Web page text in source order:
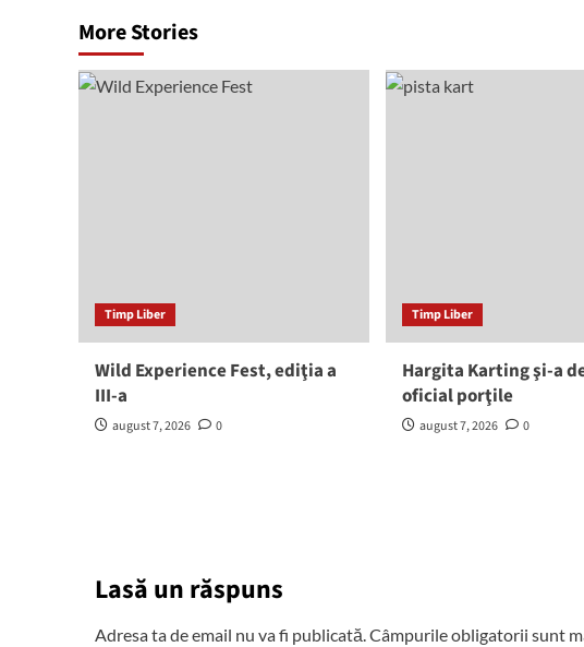
More Stories
Timp Liber
Wild Experience Fest, ediţia a
III-a
august 7, 2026 0
Timp Liber
Hargita Karting şi-a
oficial porţile
august 7, 2026 0
Lasă un răspuns
Adresa ta de email nu va fi publicată.Câmpurile obligatorii sunt